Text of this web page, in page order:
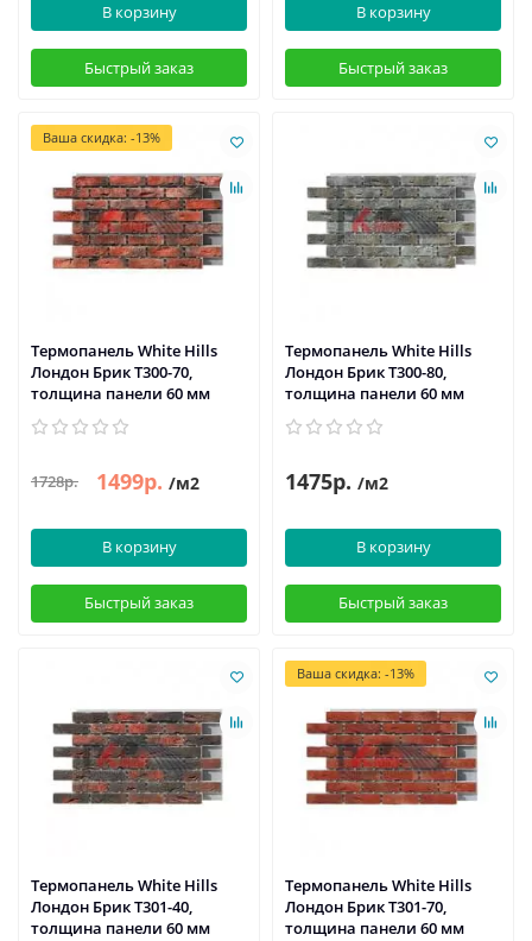
В корзину
Быстрый заказ
В корзину
Быстрый заказ
Ваша скидка: -13%
Термопанель White Hills
Лондон Брик Т300-70,
толщина панели 60 мм
1728р. 1499р. /м2
В корзину
Быстрый заказ
Термопанель White Hills
Лондон Брик Т300-80,
толщина панели 60 мм
1475р. /м2
В корзину
Быстрый заказ
Термопанель White Hills
Лондон Брик Т301-40,
толщина панели 60 мм
Ваша скидка: -13%
Термопанель White Hills
Лондон Брик Т301-70,
толщина панели 60 мм